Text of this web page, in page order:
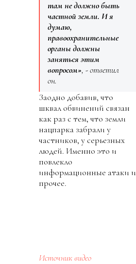
там не должно быть
частной земли. И я
думаю,
правоохранительные
органы должны
заняться этим
вопросом», - ответил
он.
Заодно добавив, что
шквал обвинений связан
как раз с тем, что земли
нацпарка забрали у
частников, у серьезных
людей. Именно это и
повлекло
информационные атаки и
прочее.
Источник видео